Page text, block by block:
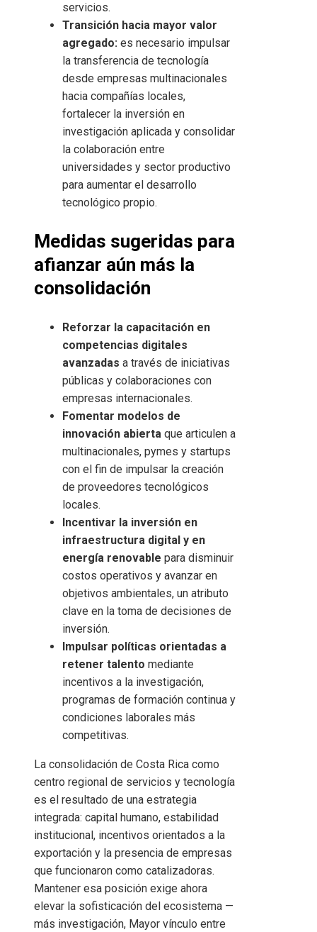
servicios.
Transición hacia mayor valor
agregado: es necesario impulsar
la transferencia de tecnología
desde empresas multinacionales
hacia compañías locales,
fortalecer la inversión en
investigación aplicada y consolidar
la colaboración entre
universidades y sector productivo
para aumentar el desarrollo
tecnológico propio.
Medidas sugeridas para
afianzar aún más la
consolidación
Reforzar la capacitación en
competencias digitales
avanzadas a través de iniciativas
públicas y colaboraciones con
empresas internacionales.
Fomentar modelos de
innovación abierta que articulen a
multinacionales, pymes y startups
con el fin de impulsar la creación
de proveedores tecnológicos
locales.
Incentivar la inversión en
infraestructura digital y en
energía renovable para disminuir
costos operativos y avanzar en
objetivos ambientales, un atributo
clave en la toma de decisiones de
inversión.
Impulsar políticas orientadas a
retener talento mediante
incentivos a la investigación,
programas de formación continua y
condiciones laborales más
competitivas.
La consolidación de Costa Rica como
centro regional de servicios y tecnología
es el resultado de una estrategia
integrada: capital humano, estabilidad
institucional, incentivos orientados a la
exportación y la presencia de empresas
que funcionaron como catalizadoras.
Mantener esa posición exige ahora
elevar la sofisticación del ecosistema —
más investigación, Mayor vínculo entre